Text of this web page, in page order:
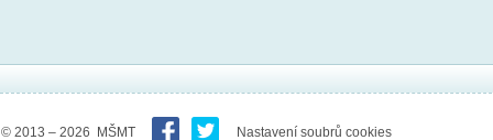
© 2013 – 2026 MŠMT Nastavení soubrů cookies